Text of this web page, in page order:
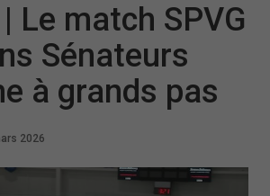
Le match SPVG
Sénateurs
à grands pas
2026